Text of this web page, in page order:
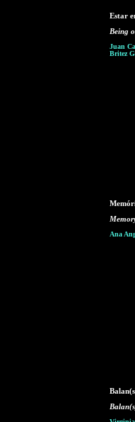
Estar
Being
Juan
Britez
Ana